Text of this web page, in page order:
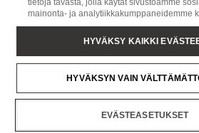
Metsä Group
tietoja tavasta, jolla käytät sivustoamme
mainonta- ja analytiikkakumppaneidemme
EVÄSTEASETUKSET
HYVÄKSYN VAIN
HYVÄKSY KAIKKI